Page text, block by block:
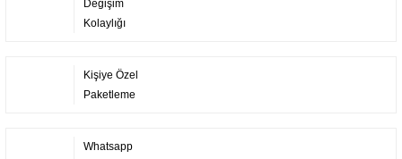
Değişim
Kolaylığı
Kişiye Özel
Paketleme
Whatsapp